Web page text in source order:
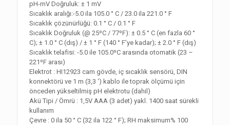
pH-mV Doğruluk: ± 1 mV
Sıcaklık aralığı:-5.0 ila 105.0 ° C / 23.0 ila 221.0 ° F
Sıcaklık çözünürlüğü: 0.1 ° C / 0.1 ° F
Sıcaklık Doğruluk (@ 25ºC / 77ºF): ± 0.5 ° C (en fazla 60 °
C); ± 1.0 ° C (dış) / ± 1 ° F (140 ° F’ye kadar); ± 2.0 ° F (dış)
Sıcaklık telafisi: -5.0 ile 105.0ºC arasında otomatik (23 –
221ºF arası)
Elektrot : HI12923 cam gövde, iç sıcaklık sensörü, DIN
konnektörü ve 1 m (3,3 ‘) kablo ile toprak ölçümü için
önceden yükseltilmiş pH elektrotu (dahil)
Akü Tipi / Ömrü : 1,5V AAA (3 adet) yakl. 1400 saat sürekli
kullanım
Çevre : 0 ila 50 ° C (32 ila 122 ° F); RH maksimum% 100